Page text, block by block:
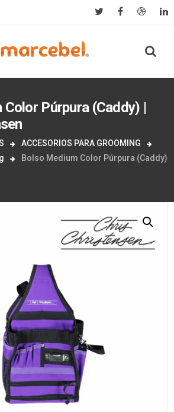
Púrpura (Caddy) |
ACCESORIOS PARA GROOMING
Bolso Medium Color Púrpura (Caddy)